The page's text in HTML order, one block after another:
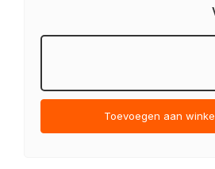
Toevoegen aan